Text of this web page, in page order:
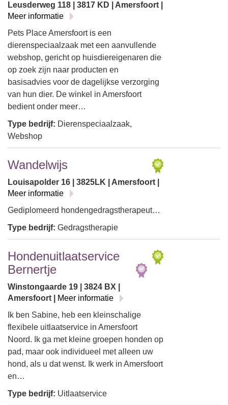
Leusderweg 118 | 3817 KD | Amersfoort |
Meer informatie
Pets Place Amersfoort is een
dierenspeciaalzaak met een aanvullende
webshop, gericht op huisdiereigenaren die
op zoek zijn naar producten en
basisadvies voor de dagelijkse verzorging
van hun dier. De winkel in Amersfoort
bedient onder meer…
Type bedrijf: Dierenspeciaalzaak,
Webshop
Wandelwijs
Louisapolder 16 | 3825LK | Amersfoort |
Meer informatie
Gediplomeerd hondengedragstherapeut…
Type bedrijf: Gedragstherapie
Hondenuitlaatservice
Bernertje
Winstongaarde 19 | 3824 BX |
Amersfoort |
Meer informatie
Ik ben Sabine, heb een kleinschalige
flexibele uitlaatservice in Amersfoort
Noord. Ik ga met kleine groepen honden op
pad, maar ook individueel met alleen uw
hond, als u dat wenst. Ik werk in Amersfoort
en…
Type bedrijf: Uitlaatservice